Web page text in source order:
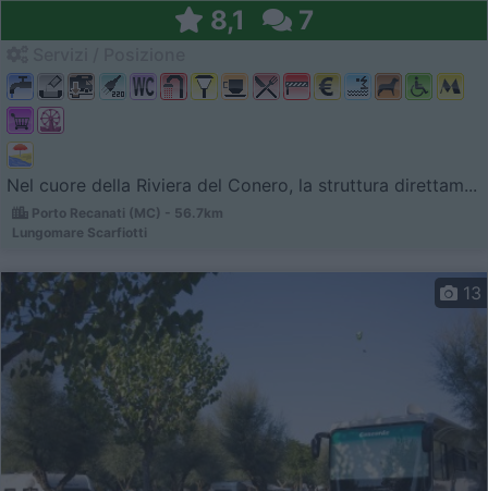
8,1 7
Nel cuore della Riviera del Conero, la struttura direttam...
Porto Recanati (MC) - 56.7km
Lungomare Scarfiotti
13